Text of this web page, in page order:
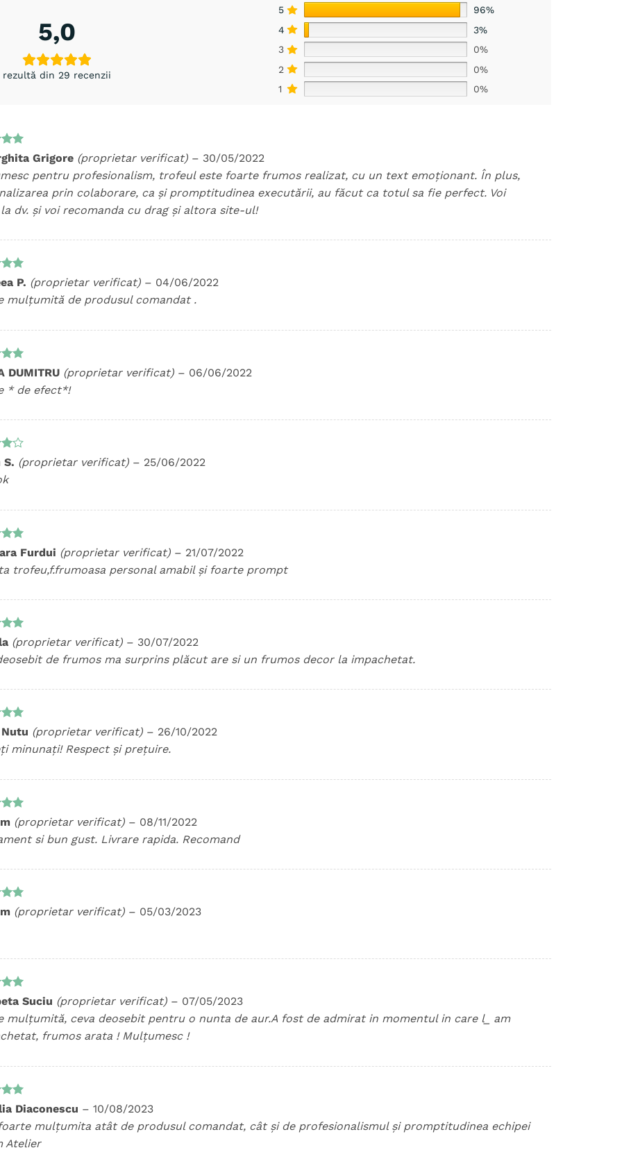
5,0
rezultă din 29 recenzii
5
96%
4
3%
3
0%
2
0%
1
0%
la
Grigore (proprietar verificat) – 30/05/2022
pentru profesionalism, trofeul este foarte frumos realizat, cu un text emoționant. În plus,
prin colaborare, ca și promptitudinea executării, au făcut ca totul sa fie perfect. Voi
dv. și voi recomanda cu drag și altora site-ul!
la P. (proprietar verificat) – 04/06/2022
mulțumită de produsul comandat .
la
DUMITRU (proprietar verificat) – 06/06/2022
* de efect*!
S. (proprietar verificat) – 25/06/2022
la Furdui (proprietar verificat) – 21/07/2022
trofeu,f.frumoasa personal amabil și foarte prompt
la(proprietar verificat) – 30/07/2022
de frumos ma surprins plăcut are si un frumos decor la impachetat.
la
Nutu (proprietar verificat) – 26/10/2022
minunați! Respect și prețuire.
la (proprietar verificat) – 08/11/2022
si bun gust. Livrare rapida. Recomand
la (proprietar verificat) – 05/03/2023
la
Suciu (proprietar verificat) – 07/05/2023
mulțumită, ceva deosebit pentru o nunta de aur.A fost de admirat in momentul in care l_ am
frumos arata ! Mulțumesc !
la Diaconescu – 10/08/2023
mulțumita atât de produsul comandat, cât și de profesionalismul și promptitudinea echipei
Atelier